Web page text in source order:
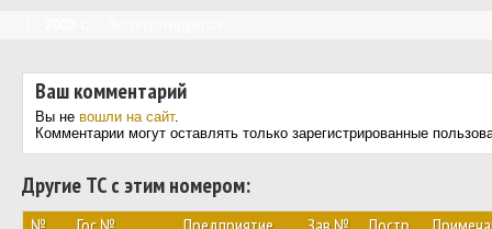
Ваш комментарий
Вы не вошли на сайт.
Комментарии могут оставлять только зарегистрированные
Другие ТС с этим номером: